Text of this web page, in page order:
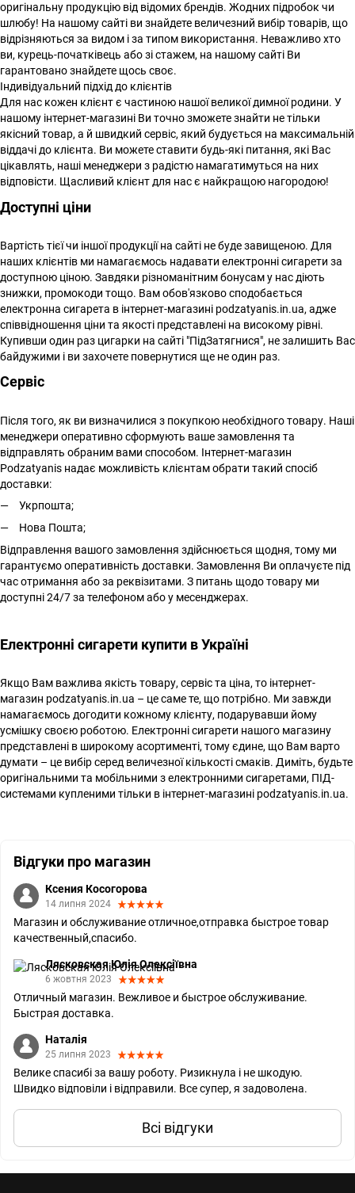
оригінальну продукцію від відомих брендів. Жодних підробок чи
шлюбу! На нашому сайті ви знайдете величезний вибір товарів, що
відрізняються за видом і за типом використання. Неважливо хто
ви, курець-початківець або зі стажем, на нашому сайті Ви
гарантовано знайдете щось своє.
Індивідуальний підхід до клієнтів
Для нас кожен клієнт є частиною нашої великої димної родини. У
нашому інтернет-магазині Ви точно зможете знайти не тільки
якісний товар, а й швидкий сервіс, який будується на максимальній
віддачі до клієнта. Ви можете ставити будь-які питання, які Вас
цікавлять, наші менеджери з радістю намагатимуться на них
відповісти. Щасливий клієнт для нас є найкращою нагородою!
Доступні ціни
Вартість тієї чи іншої продукції на сайті не буде завищеною. Для
наших клієнтів ми намагаємось надавати електронні сигарети за
доступною ціною. Завдяки різноманітним бонусам у нас діють
знижки, промокоди тощо. Вам обов'язково сподобається
електронна сигарета в інтернет-магазині podzatyanis.in.ua, адже
співвідношення ціни та якості представлені на високому рівні.
Купивши один раз цигарки на сайті "ПідЗатягнися", не залишить Вас
байдужими і ви захочете повернутися ще не один раз.
Сервіс
Після того, як ви визначилися з покупкою необхідного товару. Наші
менеджери оперативно сформують ваше замовлення та
відправлять обраним вами способом. Інтернет-магазин
Podzatyanis надає можливість клієнтам обрати такий спосіб
доставки:
Укрпошта;
Нова Пошта;
Відправлення вашого замовлення здійснюється щодня, тому ми
гарантуємо оперативність доставки. Замовлення Ви оплачуєте під
час отримання або за реквізитами. З питань щодо товару ми
доступні 24/7 за телефоном або у месенджерах.
Електронні сигарети купити в Україні
Якщо Вам важлива якість товару, сервіс та ціна, то інтернет-
магазин podzatyanis.in.ua – це саме те, що потрібно. Ми завжди
намагаємось догодити кожному клієнту, подарувавши йому
усмішку своєю роботою. Електронні сигарети нашого магазину
представлені в широкому асортименті, тому єдине, що Вам варто
думати – це вибір серед величезної кількості смаків. Диміть, будьте
оригінальними та мобільними з електронними сигаретами, ПІД-
системами купленими тільки в інтернет-магазині podzatyanis.in.ua.
Відгуки про магазин
Ксения Косогорова
14 липня 2024
Магазин и обслуживание отличное,отправка быстрое товар
качественный,спасибо.
Лясковская Юлія Олексіївна
6 жовтня 2023
Отличный магазин. Вежливое и быстрое обслуживание.
Быстрая доставка.
Наталія
25 липня 2023
Велике спасибі за вашу роботу. Ризикнула і не шкодую.
Швидко відповіли і відправили. Все супер, я задоволена.
Всі відгуки